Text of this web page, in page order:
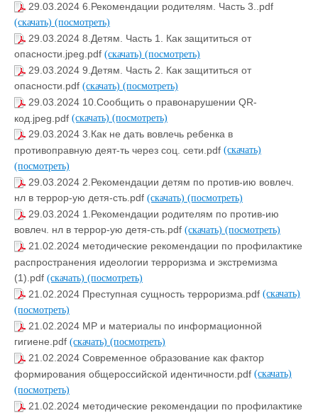
29.03.2024 6.Рекомендации родителям. Часть 3..pdf
(скачать) (посмотреть)
29.03.2024 8.Детям. Часть 1. Как защититься от
опасности.jpeg.pdf (скачать) (посмотреть)
29.03.2024 9.Детям. Часть 2. Как защититься от
опасности.pdf (скачать) (посмотреть)
29.03.2024 10.Сообщить о правонарушении QR-
код.jpeg.pdf (скачать) (посмотреть)
29.03.2024 3.Как не дать вовлечь ребенка в
противоправную деят-ть через соц. сети.pdf (скачать)
(посмотреть)
29.03.2024 2.Рекомендации детям по против-ию вовлеч.
нл в террор-ую детя-сть.pdf (скачать) (посмотреть)
29.03.2024 1.Рекомендации родителям по против-ию
вовлеч. нл в террор-ую детя-сть.pdf (скачать) (посмотреть)
21.02.2024 методические рекомендации по профилактике
распространения идеологии терроризма и экстремизма
(1).pdf (скачать) (посмотреть)
21.02.2024 Преступная сущность терроризма.pdf (скачать)
(посмотреть)
21.02.2024 МР и материалы по информационной
гигиене.pdf (скачать) (посмотреть)
21.02.2024 Современное образование как фактор
формирования общероссийской идентичности.pdf (скачать)
(посмотреть)
21.02.2024 методические рекомендации по профилактике